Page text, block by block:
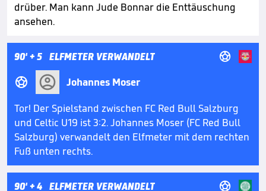
drüber. Man kann Jude Bonnar die Enttäuschung
ansehen.
90'+ 5 ELFMETER VERWANDELT 

Johannes Moser
Tor! Der Spielstand zwischen FC Red Bull Salzburg
und Celtic U19 ist 3:2. Johannes Moser (FC Red Bull
Salzburg) verwandelt den Elfmeter mit dem rechten
Fuß unten rechts.
90'+ 4 ELFMETER VERWANDELT 